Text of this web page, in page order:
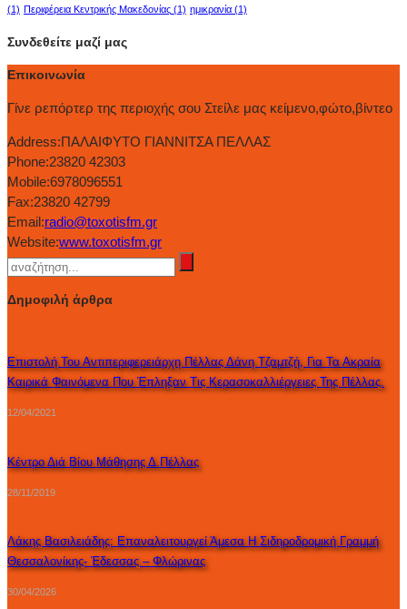
(1) Περιφέρεια Κεντρικής Μακεδονίας (1) ημικρανία (1)
Συνδεθείτε μαζί μας
Επικοινωνία
Γίνε ρεπόρτερ της περιοχής σου Στείλε μας κείμενο,φώτο,βίντεο
Address:ΠΑΛΑΙΦΥΤΟ ΓΙΑΝΝΙΤΣΑ ΠΕΛΛΑΣ
Phone:23820 42303
Mobile:6978096551
Fax:23820 42799
Email:radio@toxotisfm.gr
Website:www.toxotisfm.gr
Δημοφιλή άρθρα
Επιστολή Του Αντιπεριφερειάρχη Πέλλας Δάνη Τζαμτζή, Για Τα Ακραία
Καιρικά Φαινόμενα Που Έπληξαν Τις Κερασοκαλλιέργειες Της Πέλλας.
12/04/2021
Κέντρο Διά Βίου Μάθησης Δ.Πέλλας
28/11/2019
Λάκης Βασιλειάδης: Επαναλειτουργεί Άμεσα Η Σιδηροδρομική Γραμμή
Θεσσαλονίκης- Έδεσσας – Φλώρινας
30/04/2026